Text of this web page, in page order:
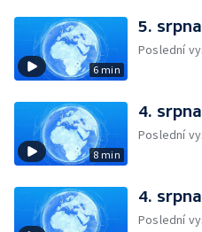
6 min
5.
Poslední
8 min
4.
Poslední
4.
Poslední